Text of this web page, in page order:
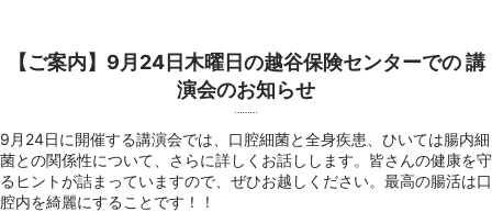
【ご案内】9月24日木曜日の越谷保険センターでの 講
演会のお知らせ
9月24日に開催する講演会では、口腔細菌と全身疾患、ひいては腸内細
菌との関係性について、さらに詳しくお話しします。皆さんの健康を守
るヒントが詰まっていますので、ぜひお越しください。最高の腸活は口
腔内を綺麗にすることです！！